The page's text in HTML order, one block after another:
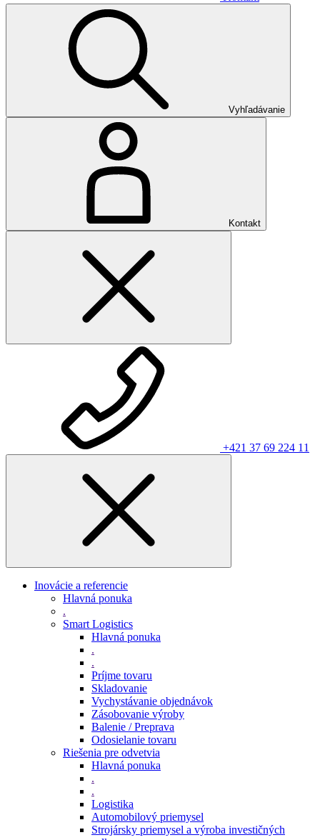
Vyhľadávanie
Kontakt
+421 37 69 224 11
Inovácie a referencie
Hlavná ponuka
.
Smart Logistics
Hlavná ponuka
.
.
Príjme tovaru
Skladovanie
Vychystávanie objednávok
Zásobovanie výroby
Balenie / Preprava
Odosielanie tovaru
Riešenia pre odvetvia
Hlavná ponuka
.
.
Logistika
Automobilový priemysel
Strojársky priemysel a výroba investičných